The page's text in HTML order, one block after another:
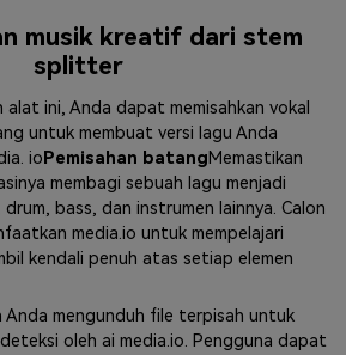
musik kreatif dari stem
splitter
alat ini, Anda dapat memisahkan vokal
untuk membuat versi lagu Anda
io Pemisahan batangMemastikan
membagi sebuah lagu menjadi
bass, dan instrumen lainnya. Calon
media.io untuk mempelajari
kendali penuh atas setiap elemen
Anda mengunduh file terpisah untuk
oleh ai media.io. Pengguna dapat